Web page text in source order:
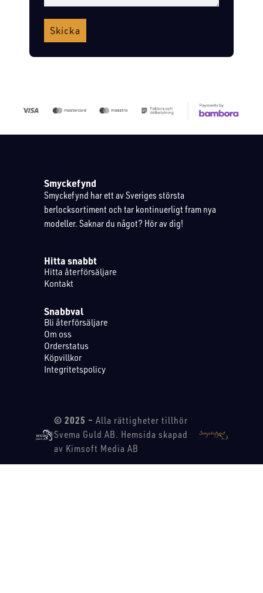
Skicka
Smyckefynd
Smyckefynd har ett av Sveriges största
berlocksortiment och tar kontinuerligt fram nya
modeller. Saknar du något? Hör av dig!
Hitta snabbt
Hitta återförsäljare
Kontakt
Snabbval
Bli återförsäljare
Om oss
Orderstatus
Köpvillkor
Integritetspolicy
© 2025 – Alla rättigheter tillhör
Svema Guld AB. Hemsida skapad
av Kimsoft Media AB